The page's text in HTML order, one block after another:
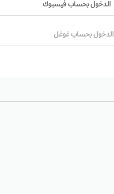
الدخول بحساب فيسبوك
الدخول بحساب غوغل